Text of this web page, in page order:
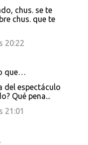
chus. se te
chus. que te
20:22
que…
del espectáculo
Qué pena...
21:01